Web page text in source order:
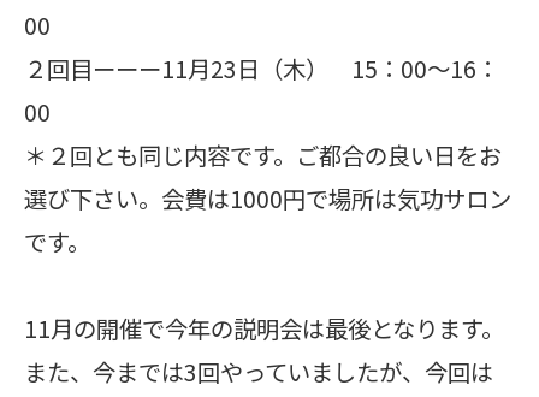
00
２回目ーーー11月23日（木） 15：00～16：
00
＊２回とも同じ内容です。ご都合の良い日をお
選び下さい。会費は1000円で場所は気功サロン
です。
11月の開催で今年の説明会は最後となります。
また、今までは3回やっていましたが、今回は